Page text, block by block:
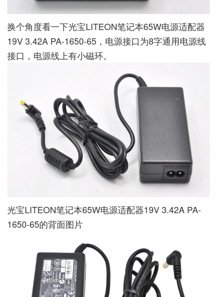
换个角度看一下光宝LITEON笔记本65W电源适配器
19V 3.42A PA-1650-65，电源接口为8字通用电源线
接口，电源线上有小磁环。
光宝LITEON笔记本65W电源适配器19V 3.42A PA-
1650-65的背面图片